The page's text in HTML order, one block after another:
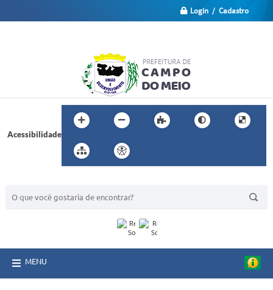
Login / Cadastro
Acessibilidade
MENU